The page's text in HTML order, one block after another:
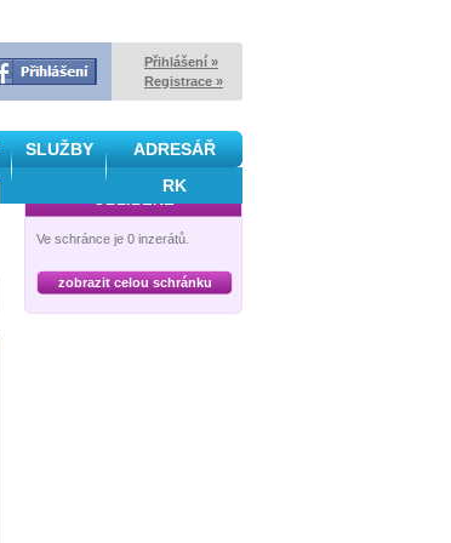
OBLÍBENÉ
Ve schránce je 0 inzerátů.
zobrazit celou schránku
Přihlášení »
Registrace »
SLUŽBY
ADRESÁŘ
RK